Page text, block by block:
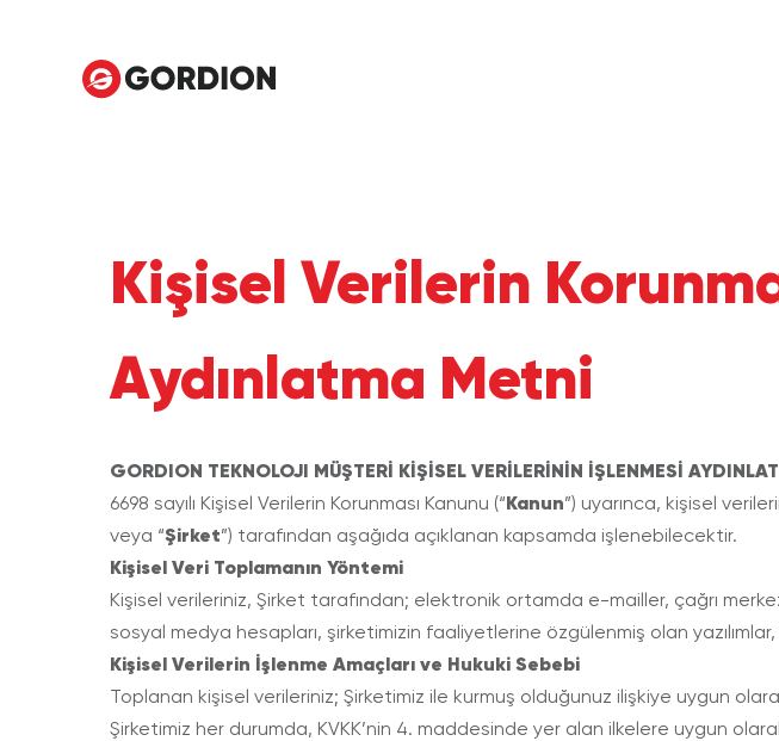
Kişisel Verilerin
Aydınlatma Metni
GORDION TEKNOLOJI MÜŞTERİ KİŞİSEL VERİLERİNİN İŞLENMESİ
6698 sayılı Kişisel Verilerin Korunması Kanunu (“Kanun”) uyarınca, kişisel
veya “Şirket”) tarafından aşağıda açıklanan kapsamda işlenebilecektir.
Kişisel Veri Toplamanın Yöntemi
Kişisel verileriniz, Şirket tarafından; elektronik ortamda e-mailler, çağrı
sosyal medya hesapları, şirketimizin faaliyetlerine özgülenmiş olan
Kişisel Verilerin İşlenme Amaçları ve Hukuki Sebebi
Toplanan kişisel verileriniz; Şirketimiz ile kurmuş olduğunuz ilişkiye uygun
Şirketimiz her durumda, KVKK’nin 4. maddesinde yer alan ilkelere uygun